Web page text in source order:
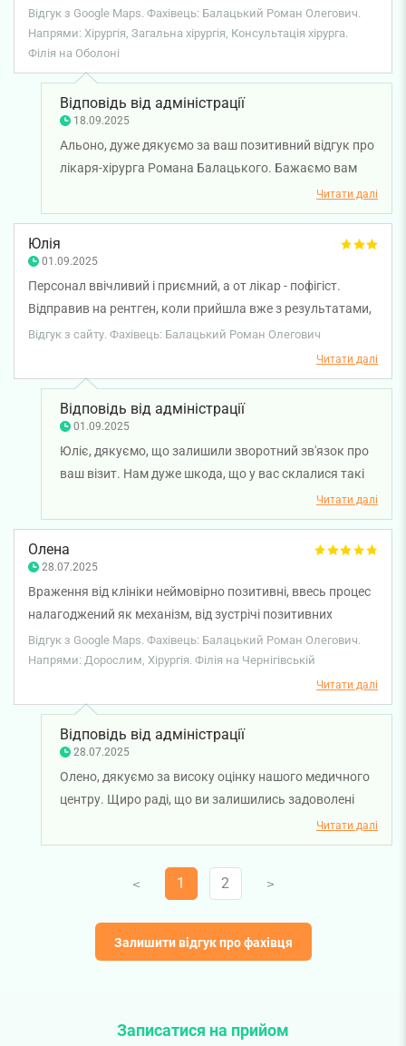
Відгук з Google Maps. Фахівець: Балацький Роман Олегович.
Напрями: Хірургія, Загальна хірургія, Консультація хірурга.
Філія на Оболоні
Відповідь від адміністрації
18.09.2025
Альоно, дуже дякуємо за ваш позитивний відгук про
лікаря-хірурга Романа Балацького. Бажаємо вам
Читати далі
Юлія
01.09.2025
Персонал ввічливий і приємний, а от лікар - пофігіст.
Відправив на рентген, коли прийшла вже з результатами,
шось там відкрив, секунду почитав і каже, шо у вас "все
добре, шо ви хочете. Це ж ваші аналізи, чи ні? ". І загалом
така поведінка, наче я забираю його дорогоцінний час.
Який він до того витрачав на розмови по телефону. Бо на
прийом він витратив аж 3 хв до рентгену і 2 хв. після. Отак
Відгук з сайту. Фахівець: Балацький Роман Олегович
Читати далі
Відповідь від адміністрації
01.09.2025
Юліє, дякуємо, що залишили зворотний зв'язок про
ваш візит. Нам дуже шкода, що у вас склалися такі
враження про лікаря. Ми передали ваші слова
менеджеру з якості для детального опрацювання
Читати далі
Олена
28.07.2025
Враження від клініки неймовірно позитивні, ввесь процес
налагоджений як механізм, від зустрічі позитивних
адміністраторів , лікарів до менеджерів управління
клінікою. Окрема подяка лікарю Балацькому Роману
Олеговичу, за врятовану руку. ДЯКУЮ ВАМ ЛІКАРЮ.
Безмежно ціную і люблю О.
Відгук з Google Maps. Фахівець: Балацький Роман Олегович.
Напрями: Дорослим, Хірургія. Філія на Чернігівській
Читати далі
Відповідь від адміністрації
28.07.2025
Олено, дякуємо за високу оцінку нашого медичного
центру. Щиро раді, що ви залишились задоволені
лікуванням лікаря-хірурга Балацького Роман
Олеговича. Бажаємо вам міцного здоров'я!
Читати далі
V 1 2 V
Залишити відгук про фахівця
Записатися на прийом